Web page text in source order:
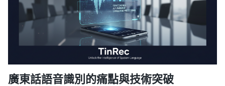
廣東話語音識別的痛點與技術突破